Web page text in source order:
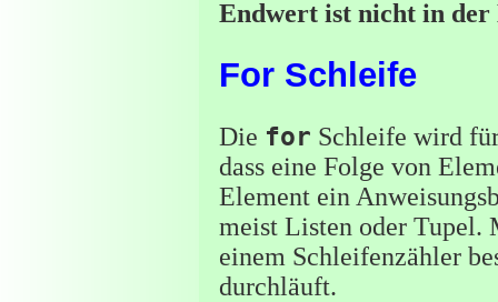
Endwert ist nicht in
For Schleife
Die for Schleife wird
dass eine Folge von
Element ein
meist Listen oder Tupel.
einem Schleifenzähler
durchläuft.